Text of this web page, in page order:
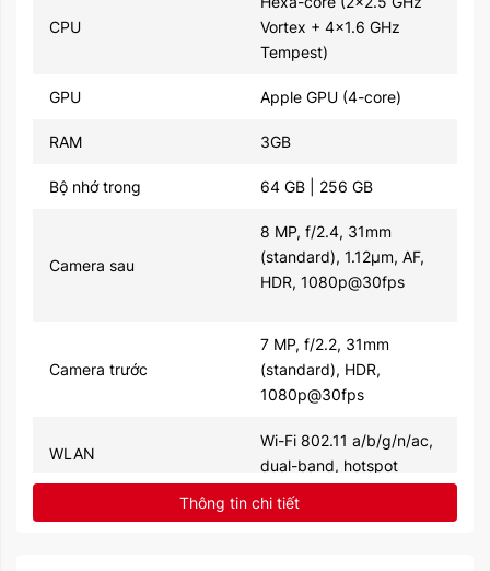
CPU
Vortex + 4x1.6 GHz
Tempest)
GPU Apple GPU (4-core)
RAM 3GB
Bộ nhớ trong 64 GB | 256 GB
Camera sau
8 MP, f/2.4, 31mm
(standard), 1.12µm, AF,
HDR, 1080p@30fps
Camera trước
7 MP, f/2.2, 31mm
(standard), HDR,
1080p@30fps
WLAN
Wi-Fi 802.11 a/b/g/n/ac,
dual-band, hotspot
5.0, A2DP, EDR
Thông tin chi tiết